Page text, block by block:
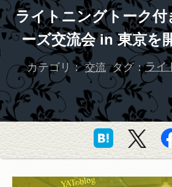
ライトニングトーク付
ーズ交流会 in 東京を
カテゴリ： 交流 タグ：ライ